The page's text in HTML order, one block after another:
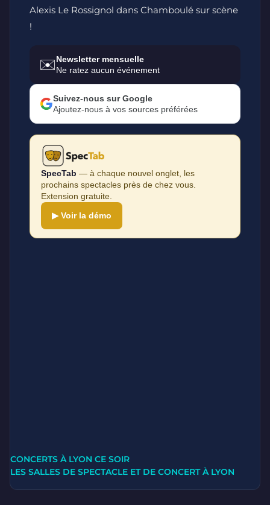
Alexis Le Rossignol dans Chamboulé sur scène
!
✉️Newsletter mensuelle
Ne ratez aucun événement
Suivez-nous sur Google
Ajoutez-nous à vos sources préférées
SpecTab — à chaque nouvel onglet, les
prochains spectacles près de chez vous.
Extension gratuite.
▶ Voir la démo
CONCERTS À LYON CE SOIR
LES SALLES DE SPECTACLE ET DE CONCERT À LYON